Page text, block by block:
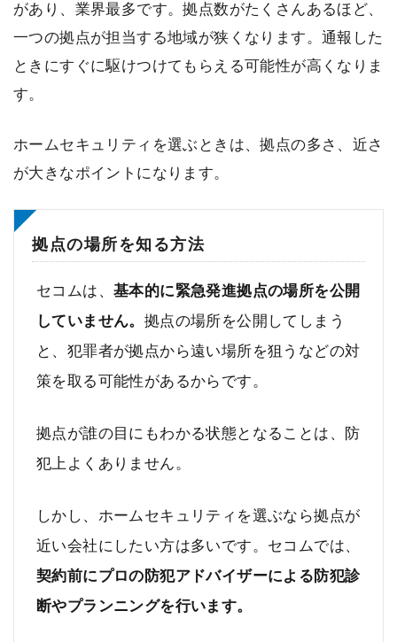
があり、業界最多です。拠点数がたくさんあるほど、
一つの拠点が担当する地域が狭くなります。通報した
ときにすぐに駆けつけてもらえる可能性が高くなりま
す。
ホームセキュリティを選ぶときは、拠点の多さ、近さ
が大きなポイントになります。
拠点の場所を知る方法
セコムは、 基本的に緊急発進拠点の場所を公開
していません。 拠点の場所を公開してしまう
と、犯罪者が拠点から遠い場所を狙うなどの対
策を取る可能性があるからです。
拠点が誰の目にもわかる状態となることは、防
犯上よくありません。
しかし、ホームセキュリティを選ぶなら拠点が
近い会社にしたい方は多いです。セコムでは、
契約前にプロの防犯アドバイザーによる防犯診
断やプランニングを行います。